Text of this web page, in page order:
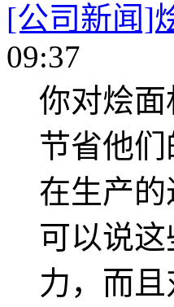
[公司新闻]
09:37
你对烩
节省他
在生产
可以说
力，而